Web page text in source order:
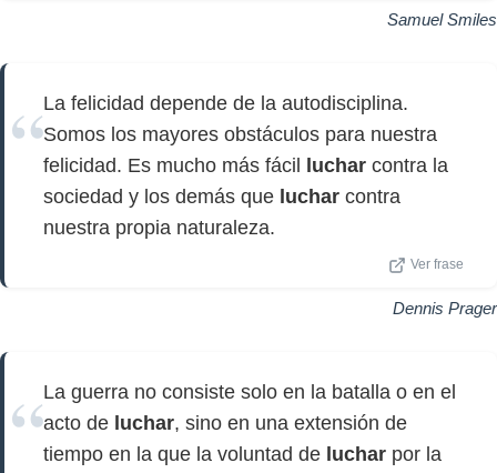
Samuel Smiles
La felicidad depende de la autodisciplina.
Somos los mayores obstáculos para nuestra
felicidad. Es mucho más fácil
luchar contra la
sociedad y los demás que luchar contra
nuestra propia naturaleza.
Ver frase
Dennis Prager
La guerra no consiste solo en la batalla o en el
acto de luchar, sino en una extensión de
tiempo en la que la voluntad de luchar por la